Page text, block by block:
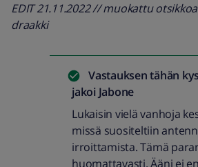
EDIT 21.11.2022 // muokattu
draakki
Vastauksen tähän
jakoi Jabone
Lukaisin vielä vanhoja
missä suositeltiin
irroittamista. Tämä
huomattavasti. Ääni ei